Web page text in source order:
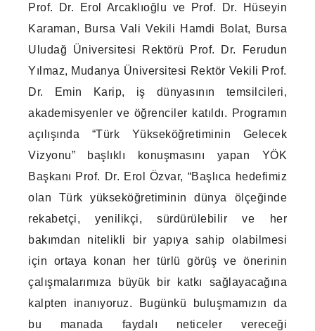
Prof. Dr. Erol Arcaklıoğlu ve Prof. Dr. Hüseyin
Karaman, Bursa Vali Vekili Hamdi Bolat, Bursa
Uludağ Üniversitesi Rektörü Prof. Dr. Ferudun
Yılmaz, Mudanya Üniversitesi Rektör Vekili Prof.
Dr. Emin Karip, iş dünyasının temsilcileri,
akademisyenler ve öğrenciler katıldı. Programın
açılışında “Türk Yükseköğretiminin Gelecek
Vizyonu” başlıklı konuşmasını yapan YÖK
Başkanı Prof. Dr. Erol Özvar, “Başlıca hedefimiz
olan Türk yükseköğretiminin dünya ölçeğinde
rekabetçi, yenilikçi, sürdürülebilir ve her
bakımdan nitelikli bir yapıya sahip olabilmesi
için ortaya konan her türlü görüş ve önerinin
çalışmalarımıza büyük bir katkı sağlayacağına
kalpten inanıyoruz. Bugünkü buluşmamızın da
bu manada faydalı neticeler vereceği